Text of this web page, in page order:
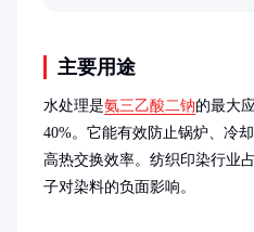
主要用途
水处理是氨三乙酸二钠的最大
40%。它能有效防止锅炉、冷
高热交换效率。纺织印染行业
子对染料的负面影响。